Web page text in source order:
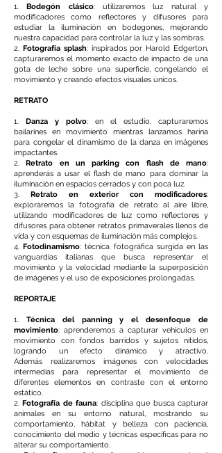
1.Bodegón clásico: utilizaremos luz natural y
modificadores como reflectores y difusores para
estudiar la iluminación en bodegones, mejorando
nuestra capacidad para controlar la luz y las sombras.
2. Fotografía splash: inspirados por Harold Edgerton,
capturaremos el momento exacto de impacto de una
gota de leche sobre una superficie, congelando el
movimiento y creando efectos visuales únicos.
RETRATO
1. Danza y polvo: en el estudio, capturaremos
bailarines en movimiento mientras lanzamos harina
para congelar el dinamismo de la danza en imágenes
impactantes.
2.Retrato en un parking con flash de mano:
aprenderás a usar el flash de mano para dominar la
iluminación en espacios cerrados y con poca luz.
3. Retrato en exterior con modificadores:
exploraremos la fotografía de retrato al aire libre,
utilizando modificadores de luz como reflectores y
difusores para obtener retratos primaverales llenos de
vida y con esquemas de iluminación más complejos.
4.Fotodinamismo: técnica fotográfica surgida en las
vanguardias italianas que busca representar el
movimiento y la velocidad mediante la superposición
de imágenes y el uso de exposiciones prolongadas.
REPORTAJE
1. Técnica del panning y el desenfoque de
movimiento: aprenderemos a capturar vehículos en
movimiento con fondos barridos y sujetos nítidos,
logrando un efecto dinámico y atractivo.
Además realizaremos imágenes con velocidades
intermedias para representar el movimiento de
diferentes elementos en contraste con el entorno
estático.
2.Fotografía de fauna: disciplina que busca capturar
animales en su entorno natural, mostrando su
comportamiento, hábitat y belleza con paciencia,
conocimiento del medio y técnicas específicas para no
alterar su comportamiento.